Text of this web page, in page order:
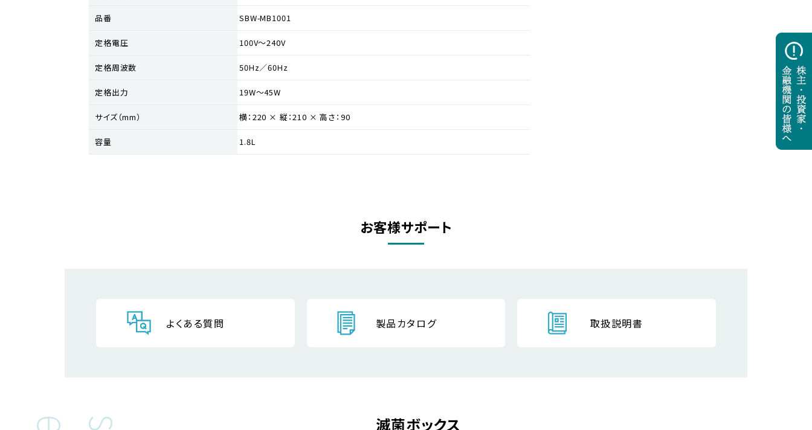
品番 SBW-MB1001
定格電圧 100V〜240V
定格周波数 50Hz／60Hz
定格出力 19W〜45W
サイズ（mm） 横：220 × 縦：210 × 高さ：90
容量 1.8L
お客様サポート
よくある質問 製品カタログ 取扱説明書
滅菌ボックス